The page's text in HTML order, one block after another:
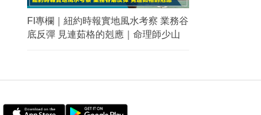
FI專欄｜紐約時報實地風水考察 業務谷
底反彈 見連茹格的剋應｜命理師少山